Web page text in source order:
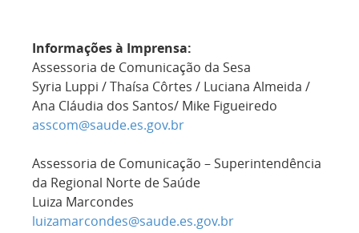
Informações à Imprensa:
Assessoria de Comunicação da Sesa
Syria Luppi / Thaísa Côrtes / Luciana Almeida /
Ana Cláudia dos Santos/ Mike Figueiredo
asscom@saude.es.gov.br
Assessoria de Comunicação – Superintendência
da Regional Norte de Saúde
Luiza Marcondes
luizamarcondes@saude.es.gov.br